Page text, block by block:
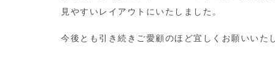
見やすいレイアウトにいたしました。
今後とも引き続きご愛顧のほど宜しくお願いいた